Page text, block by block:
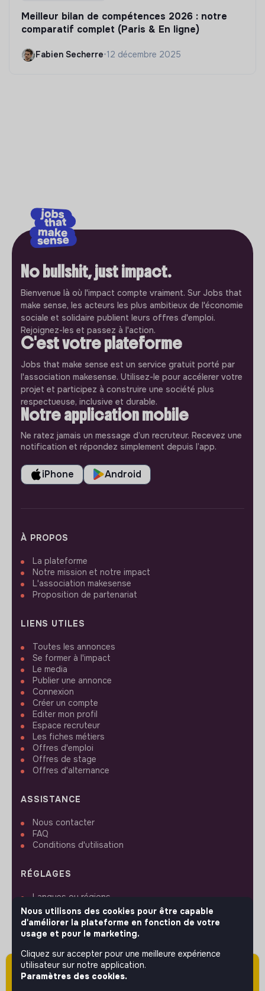
Attention cette annonce a été publiée il y a
plus de 60 jours (le 18/05/2026) et est sans
Meilleur bilan de compétences 2026 : notre
comparatif complet (Paris & En ligne)
Fabien Secherre•12 décembre 2025
No bullshit, just impact.
Bienvenue là où l'impact compte vraiment. Sur Jobs that
make sense, les acteurs les plus ambitieux de l'économie
sociale et solidaire publient leurs offres d'emploi.
Rejoignez-les et passez à l'action.
C'est votre plateforme
Jobs that make sense est un service gratuit porté par
l'association makesense. Utilisez-le pour accélerer votre
projet et participez à construire une société plus
respectueuse, inclusive et durable.
Notre application mobile
Ne ratez jamais un message d’un recruteur. Recevez une
notification et répondez simplement depuis l’app.
iPhone Android
À PROPOS
La plateforme
Notre mission et notre impact
L'association makesense
Proposition de partenariat
LIENS UTILES
Toutes les annonces
Se former à l'impact
Le media
Publier une annonce
Connexion
Créer un compte
Editer mon profil
Espace recruteur
Les fiches métiers
Offres d'emploi
Offres de stage
Offres d'alternance
ASSISTANCE
Nous contacter
FAQ
Conditions d'utilisation
RÉGLAGES
Langues ou régions
Plan du site
Paramètres des cookies
SUIVEZ-NOUS
Nous utilisons des cookies pour être capable
d'améliorer la plateforme en fonction de votre
usage et pour le marketing.
Cliquez sur accepter pour une meilleure expérience
utilisateur sur notre application.
Paramètres des cookies.